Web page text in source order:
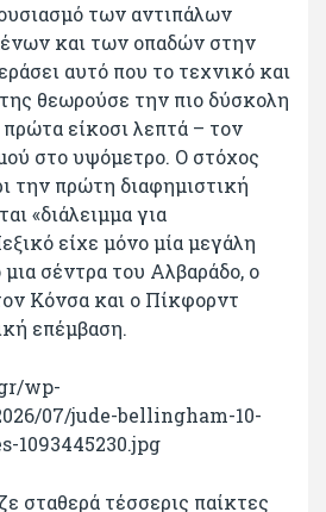
των αντιπάλων
και των οπαδών στην
αυτό που το τεχνικό και
της θεωρούσε την πιο δύσκολη
είκοσι λεπτά – τον
στο υψόμετρο. Ο στόχος
την πρώτη διαφημιστική
«διάλειμμα για
είχε μόνο μία μεγάλη
μια σέντρα του Αλβαράδο, ο
Κόνσα και ο Πίκφορντ
επέμβαση.
σταθερά τέσσερις παίκτες